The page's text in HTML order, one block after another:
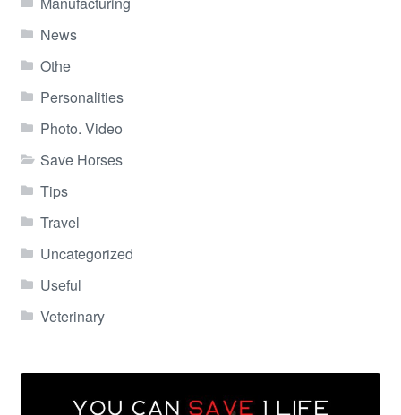
News
Othe
Personalities
Photo. Video
Save Horses
Tips
Travel
Uncategorized
Useful
Veterinary